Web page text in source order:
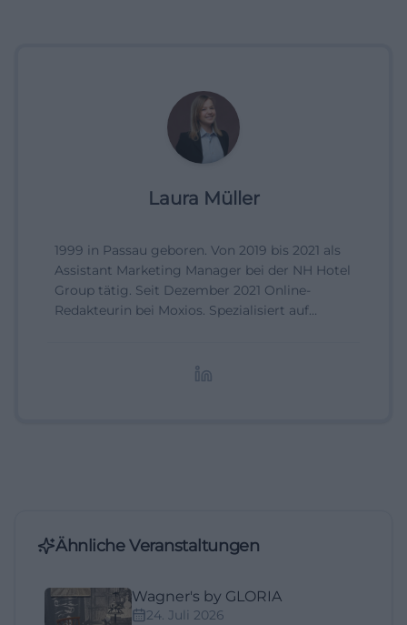
Laura Müller
1999 in Passau geboren. Von 2019 bis 2021 als
Assistant Marketing Manager bei der NH Hotel
Group tätig. Seit Dezember 2021 Online-
Redakteurin bei Moxios. Spezialisiert auf
Ähnliche Veranstaltungen
Wagner's by GLORIA
24. Juli 2026